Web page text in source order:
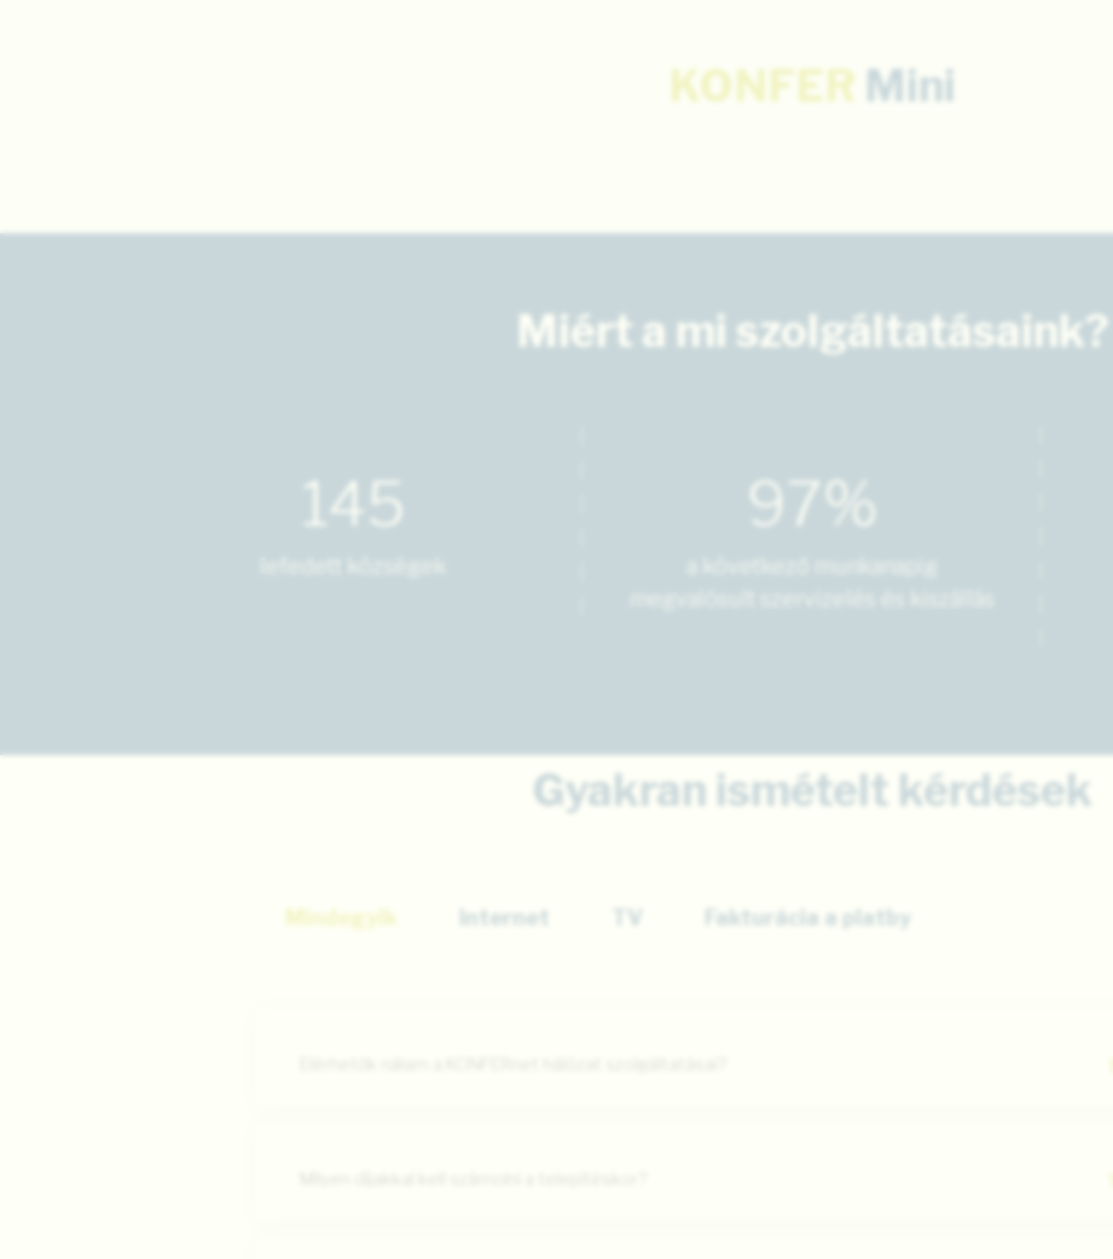
KONFER Mini
Miért a mi szolgáltatásaink?
145 97%
Gyakran ismételt kérdések
Mindegyik Internet TV Fakturácia a platby